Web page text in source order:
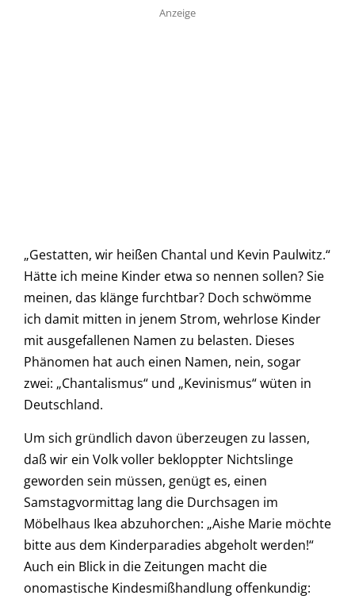
Anzeige
„Gestatten, wir heißen Chantal und Kevin Paulwitz.“
Hätte ich meine Kinder etwa so nennen sollen? Sie
meinen, das klänge furchtbar? Doch schwömme
ich damit mitten in jenem Strom, wehrlose Kinder
mit ausgefallenen Namen zu belasten. Dieses
Phänomen hat auch einen Namen, nein, sogar
zwei: „Chantalismus“ und „Kevinismus“ wüten in
Deutschland.
Um sich gründlich davon überzeugen zu lassen,
daß wir ein Volk voller bekloppter Nichtslinge
geworden sein müssen, genügt es, einen
Samstagvormittag lang die Durchsagen im
Möbelhaus Ikea abzuhorchen: „Aishe Marie möchte
bitte aus dem Kinderparadies abgeholt werden!“
Auch ein Blick in die Zeitungen macht die
onomastische Kindesmißhandlung offenkundig: